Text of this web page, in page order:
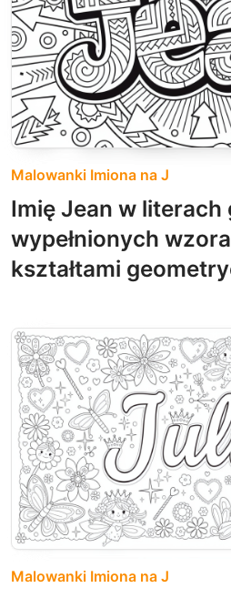
Malowanki Imiona na J
Imię Jean w
wypełnionych
kształtami
Malowanki Imiona na J